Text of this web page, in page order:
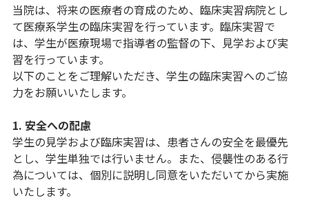
当院は、将来の医療者の育成のため、臨床実習病院とし
て医療系学生の臨床実習を行っています。臨床実習で
は、学生が医療現場で指導者の監督の下、見学および実
習を行っています。
以下のことをご理解いただき、学生の臨床実習へのご協
力をお願いいたします。
1. 安全への配慮
学生の見学および臨床実習は、患者さんの安全を最優先
とし、学生単独では行いません。また、侵襲性のある行
為については、個別に説明し同意をいただいてから実施
いたします。